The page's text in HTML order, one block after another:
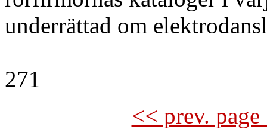
underrättad om
271
<< prev.